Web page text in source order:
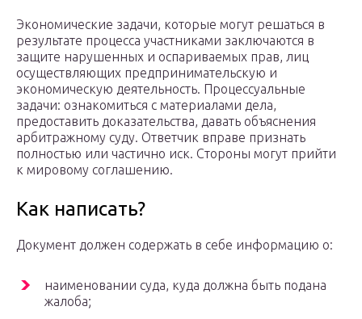
Экономические задачи, которые могут решаться в
результате процесса участниками заключаются в
защите нарушенных и оспариваемых прав, лиц
осуществляющих предпринимательскую и
экономическую деятельность. Процессуальные
задачи: ознакомиться с материалами дела,
предоставить доказательства, давать объяснения
арбитражному суду. Ответчик вправе признать
полностью или частично иск. Стороны могут прийти
к мировому соглашению.
Как написать?
Документ должен содержать в себе информацию о:
наименовании суда, куда должна быть подана
жалоба;